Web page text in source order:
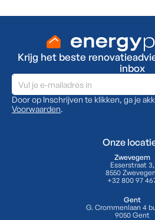
Krijg het beste
inbox
Door op Inschrijven te klikken, ga je
Voorwaarden.
Onze
Zwevegem
Esserstraat 3,
8550
+32 800 97
Gent
G. Crommenlaan 4
9050 Gent